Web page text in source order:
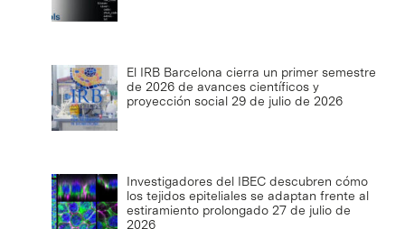
El IRB Barcelona cierra un primer semestre
de 2026 de avances científicos y
proyección social 29 de julio de 2026
Investigadores del IBEC descubren cómo
los tejidos epiteliales se adaptan frente al
estiramiento prolongado 27 de julio de
2026